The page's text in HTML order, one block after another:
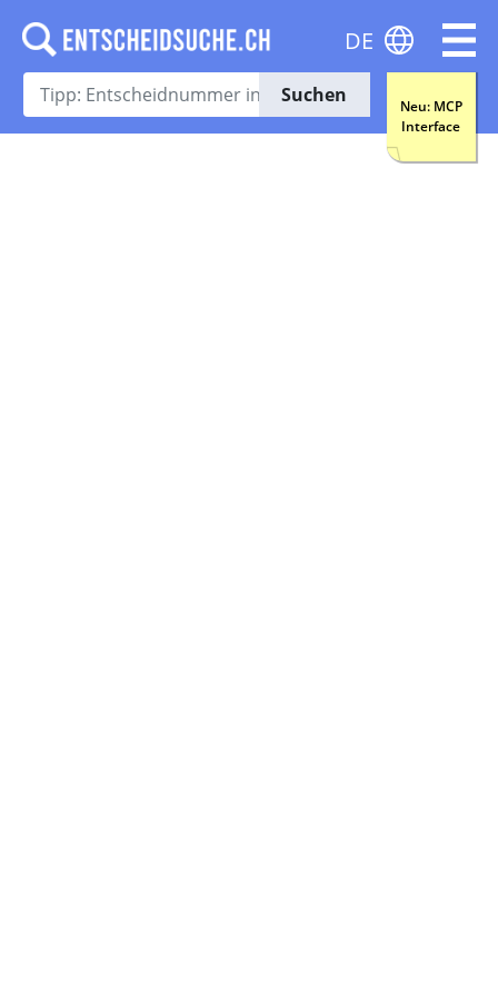
Suchen
Neu: MCP
Interface
DE